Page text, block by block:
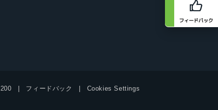
フィードバック
フィードバック Cookies Settings